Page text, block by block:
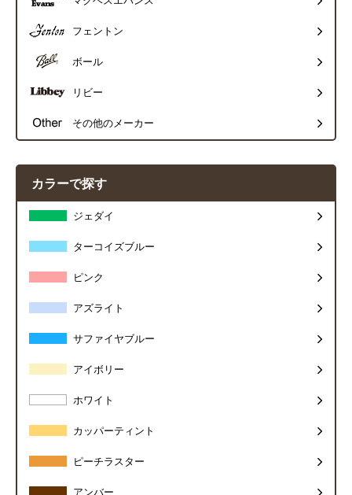
フェントン
ボール
リビー
その他のメーカー
カラーで探す
ジェダイ
ターコイズブルー
ピンク
アズライト
サファイヤブルー
アイボリー
ホワイト
カッパーティント
ピーチラスター